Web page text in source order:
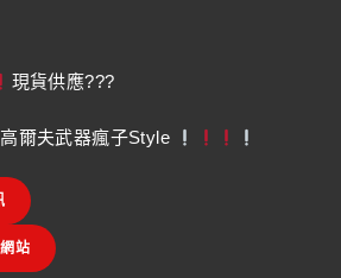
現貨供應???
爾夫武器瘋子Style
站